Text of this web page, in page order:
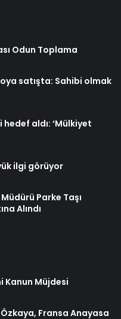
Odun Toplama
satışta: Sahibi olmak
aldı: ‘Mülkiyet
ilgi görüyor
Parke Taşı
Alındı
Kanun Müjdesi
Fransa Anayasa